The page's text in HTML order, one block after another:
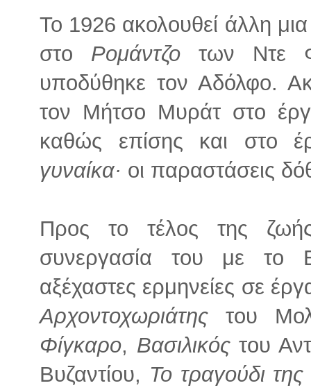
Το 1926 ακολουθεί άλλη
στο Ρομάντζο των Ντε
υποδύθηκε τον Αδόλφο.
τον Μήτσο Μυράτ στο
καθώς επίσης και στο
γυναίκα· οι παραστάσεις
Προς το τέλος της
συνεργασία του με το
αξέχαστες ερμηνείες σε
Αρχοντοχωριάτηςτου
Φίγκαρο, Βασιλικόςτου
Βυζαντίου, Το τραγούδι